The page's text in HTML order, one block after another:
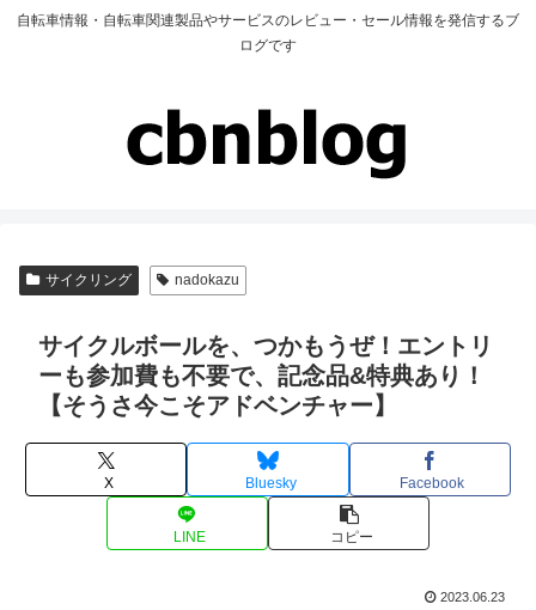
自転車情報・自転車関連製品やサービスのレビュー・セール情報を発信するブ
ログです
サイクリング nadokazu
サイクルボールを、つかもうぜ！エントリ
ーも参加費も不要で、記念品&特典あり！
【そうさ今こそアドベンチャー】
X Bluesky Facebook
LINE コピー
2023.06.23